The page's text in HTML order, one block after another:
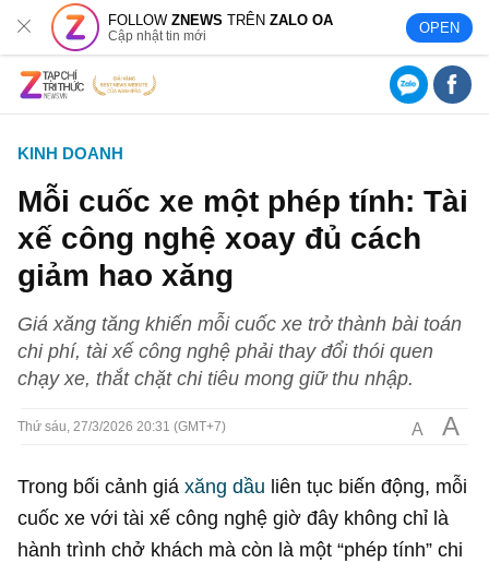
FOLLOWZNEWS TRÊNZALO OA
Cập nhật tin mới OPEN
KINH DOANH
Mỗi cuốc xe một phép tính: Tài
xế công nghệ xoay đủ cách
giảm hao xăng
Giá xăng tăng khiến mỗi cuốc xe trở thành bài toán
chi phí, tài xế công nghệ phải thay đổi thói quen
chạy xe, thắt chặt chi tiêu mong giữ thu nhập.
Thứ sáu, 27/3/2026 20:31 (GMT+7) A A
Trong bối cảnh giáxăng dầu liên tục biến động, mỗi
cuốc xe với tài xế công nghệ giờ đây không chỉ là
hành trình chở khách mà còn là một “phép tính” chi